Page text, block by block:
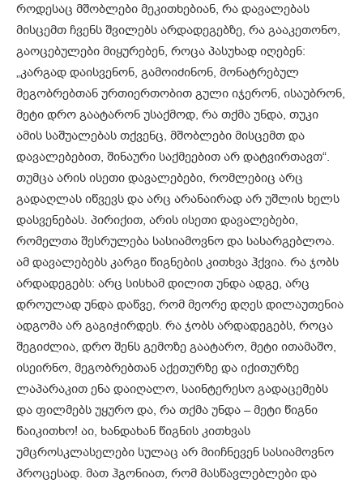
როდესაც მშობლები მეკითხებიან, რა დავალებას
მისცემთ ჩვენს შვილებს არდადეგებზე, რა გააკეთონო,
გაოცებულები მიყურებენ, როცა პასუხად იღებენ:
„კარგად დაისვენონ, გამოიძინონ, მონატრებულ
მეგობრებთან ურთიერთობით გული იჯერონ, ისაუბრონ,
მეტი დრო გაატარონ უსაქმოდ, რა თქმა უნდა, თუკი
ამის საშუალებას თქვენც, მშობლები მისცემთ და
დავალებებით, შინაური საქმეებით არ დატვირთავთ“.
თუმცა არის ისეთი დავალებები, რომლებიც არც
გადაღლას იწვევს და არც არანაირად არ უშლის ხელს
დასვენებას. პირიქით, არის ისეთი დავალებები,
რომელთა შესრულება სასიამოვნო და სასარგებლოა.
ამ დავალებებს კარგი წიგნების კითხვა ჰქვია. რა ჯობს
არდადეგებს: არც სისხამ დილით უნდა ადგე, არც
დროულად უნდა დაწვე, რომ მეორე დღეს დილაუთენია
ადგომა არ გაგიჭირდეს. რა ჯობს არდადეგებს, როცა
შეგიძლია, დრო შენს გემოზე გაატარო, მეტი ითამაშო,
ისეირნო, მეგობრებთან აქეთურზე და იქითურზე
ლაპარაკით ენა დაიღალო, საინტერესო გადაცემებს
და ფილმებს უყურო და, რა თქმა უნდა – მეტი წიგნი
წაიკითხო! აი, ხანდახან წიგნის კითხვას
უმცროსკლასელები სულაც არ მიიჩნევენ სასიამოვნო
პროცესად. მათ ჰგონიათ, რომ მასწავლებლები და